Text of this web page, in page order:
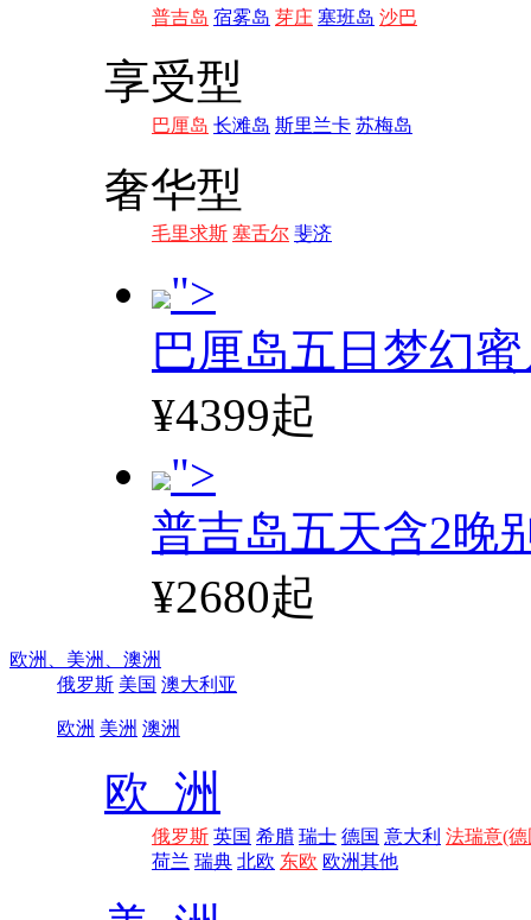
普吉岛 宿雾岛 芽庄 塞班岛 沙巴
享受型
巴厘岛 长滩岛 斯里兰卡 苏梅岛
奢华型
毛里求斯 塞舌尔 斐济
">
巴厘岛五日梦幻
¥4399起
">
普吉岛五天含2晚
¥2680起
欧洲、 美洲、 澳洲
俄罗斯 美国 澳大利亚
欧洲 美洲 澳洲
欧 洲
俄罗斯 英国 希腊 瑞士 德国 意大利 法瑞意(德
荷兰 瑞典 北欧 东欧 欧洲其他